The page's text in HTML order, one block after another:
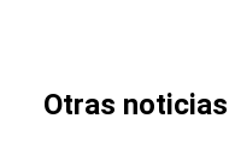
Otras noticias